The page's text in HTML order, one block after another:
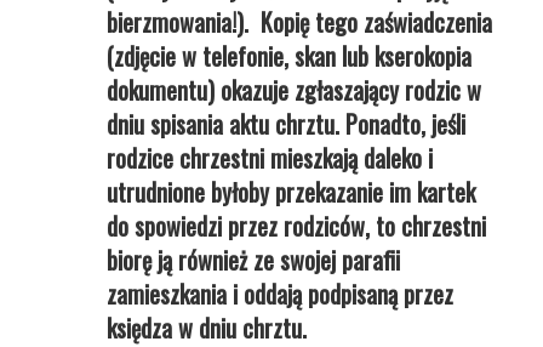
bierzmowania!). Kopię tego zaświadczenia
(zdjęcie w telefonie, skan lub kserokopia
dokumentu) okazuje zgłaszający rodzic w
dniu spisania aktu chrztu. Ponadto, jeśli
rodzice chrzestni mieszkają daleko i
utrudnione byłoby przekazanie im kartek
do spowiedzi przez rodziców, to chrzestni
biorę ją również ze swojej parafii
zamieszkania i oddają podpisaną przez
księdza w dniu chrztu.